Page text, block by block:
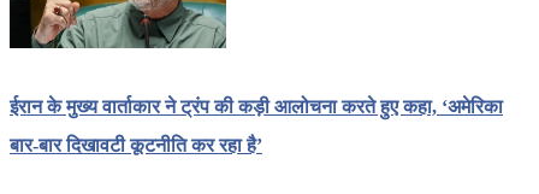
ईरान के मुख्य वार्ताकार ने ट्रंप की कड़ी आलोचना करते हुए कहा, ‘अमेरिका
बार-बार दिखावटी कूटनीति कर रहा है’